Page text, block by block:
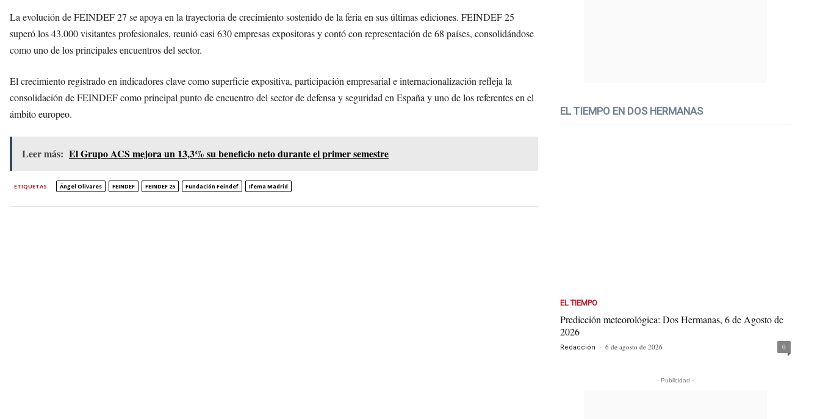
La evolución de FEINDEF 27 se apoya en la trayectoria de crecimiento sostenido de la feria en sus últimas ediciones. FEINDEF 25
superó los 43.000 visitantes profesionales, reunió casi 630 empresas expositoras y contó con representación de 68 países, consolidándose
como uno de los principales encuentros del sector.
El crecimiento registrado en indicadores clave como superficie expositiva, participación empresarial e internacionalización refleja la
consolidación de FEINDEF como principal punto de encuentro del sector de defensa y seguridad en España y uno de los referentes en el
ámbito europeo.
Leer más: El Grupo ACS mejora un 13,3% su beneficio neto durante el primer semestre
ETIQUETAS Ángel Olivares FEINDEF FEINDEF 25 Fundación Feindef Ifema Madrid
EL TIEMPO EN DOS HERMANAS
EL TIEMPO
Predicción meteorológica: Dos Hermanas, 6 de Agosto de
2026
Redacción - 6 de agosto de 2026 0
- Publicidad -